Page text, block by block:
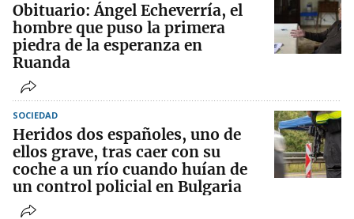
Obituario: Ángel Echeverría, el
hombre que puso la primera
piedra de la esperanza en
Ruanda
SOCIEDAD
Heridos dos españoles, uno de
ellos grave, tras caer con su
coche a un río cuando huían de
un control policial en Bulgaria